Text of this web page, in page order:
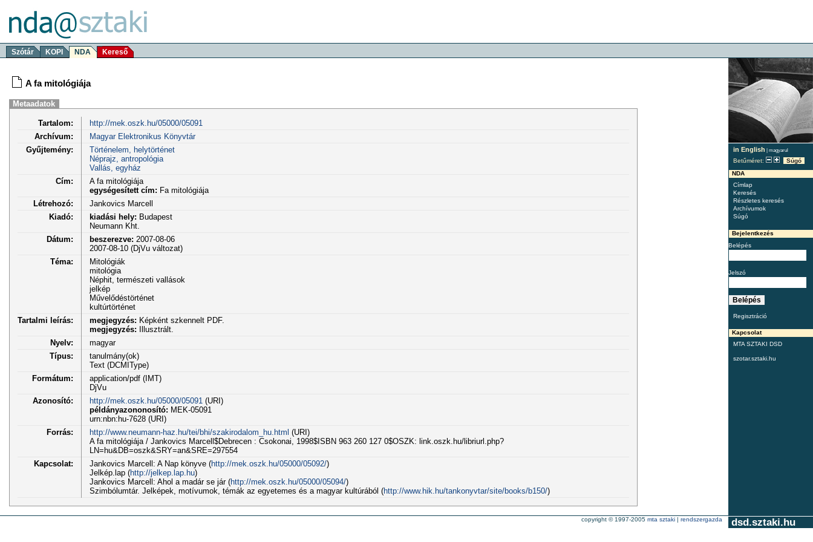
Szótár KOPI NDA Kereső
in English | magyarul
Betűméret:
Súgó
NDA
Címlap
Keresés
Részletes keresés
Archívumok
Súgó
Bejelentkezés
Belépés
Jelszó
Regisztráció
Kapcsolat
MTA SZTAKI DSD
szotar.sztaki.hu
A fa mitológiája
Metaadatok
Tartalom:
http://mek.oszk.hu/05000/05091
Archívum:
Magyar Elektronikus Könyvtár
Gyűjtemény:
Történelem, helytörténet
Néprajz, antropológia
Vallás, egyház
Cím:
A fa mitológiája
egységesített cím: Fa mitológiája
Létrehozó:
Jankovics Marcell
Kiadó:
kiadási hely: Budapest
Neumann Kht.
Dátum:
beszerezve: 2007-08-06
2007-08-10 (DjVu változat)
Téma:
Mitológiák
mitológia
Néphit, természeti vallások
jelkép
Művelődéstörténet
kultúrtörténet
Tartalmi leírás:
megjegyzés: Képként szkennelt PDF.
megjegyzés:
Illusztrált.
Nyelv:
magyar
Típus:
tanulmány(ok)
Text (DCMIType)
Formátum:
application/pdf (IMT)
DjVu
Azonosító:
http://mek.oszk.hu/05000/05091 (URI)
példányazononosító: MEK-05091
urn:nbn:hu-7628 (URI)
Forrás:
http://www.neumann-haz.hu/tei/bhi/szakirodalom_hu.html (URI)
A fa mitológiája / Jankovics Marcell$Debrecen : Csokonai, 1998$ISBN 963 260 127 0$OSZK: link.oszk.hu/libriurl.php?
LN=hu&DB=oszk&SRY=an&SRE=297554
Kapcsolat:
Jankovics Marcell: A Nap könyve (http://mek.oszk.hu/05000/05092/)
Jelkép.lap (http://jelkep.lap.hu)
Jankovics Marcell: Ahol a madár se jár (http://mek.oszk.hu/05000/05094/)
Szimbólumtár. Jelképek, motívumok, témák az egyetemes és a magyar kultúrából (http://www.hik.hu/tankonyvtar/site/books/b150/)
dsd.sztaki.hu
copyright © 1997-2005 mta sztaki | rendszergazda